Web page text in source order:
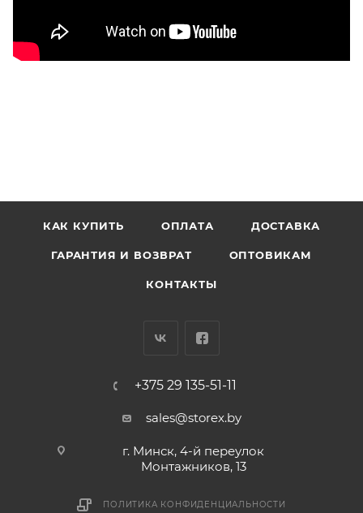
КАК КУПИТЬ ОПЛАТА ДОСТАВКА
ГАРАНТИЯ И ВОЗВРАТ ОПТОВИКАМ
КОНТАКТЫ
+375 29 135-51-11
sales@storex.by
г. Минск, 4-й переулок
Монтажников, 13
ПОЛИТИКА КОНФИДЕНЦИАЛЬНОСТИ